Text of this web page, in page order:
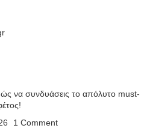
να συνδυάσεις το απόλυτο must-
1 Comment